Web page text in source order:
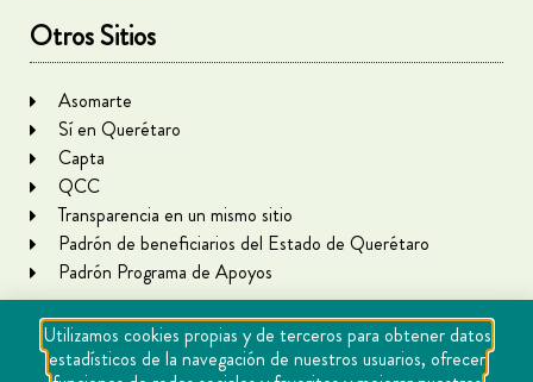
Otros Sitios
Asomarte
Sí en Querétaro
Capta
QCC
Transparencia en un mismo sitio
Padrón de beneficiarios del Estado de Querétaro
Padrón Programa de Apoyos
Utilizamos cookies propias y de terceros para obtener datos
estadísticos de la navegación de nuestros usuarios, ofrecer